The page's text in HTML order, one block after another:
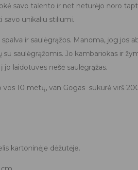
savo talento ir net neturėjo noro
savo unikaliu stiliumi.
ir saulėgrąžos. Manoma, jog jos
su saulėgrąžomis. Jo kambariokas ir
laidotuves nešė saulėgrąžas.
vos 10 metų, van Gogas sukūrė virš
kartoninėje dėžutėje.